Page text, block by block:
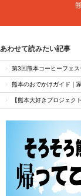
あわせて読みたい記事
第3回熊本コーヒーフェス
熊本のおでかけガイド｜
【熊本大好きプロジェク